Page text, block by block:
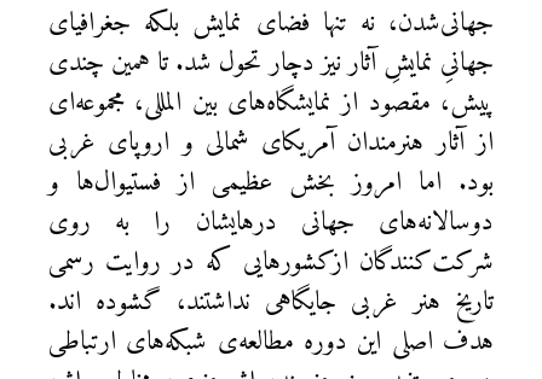
جهانی‌شدن، نه تنها فضای نمایش بلکه جغرافیای
جهانیِ نمایشِ آثار نیز دچار تحول شد. تا همین چندی
پیش، مقصود از نمایشگاه‌های بین المللی، مجموعه‌ای
از آثار هنرمندان آمریکای شمالی و اروپای غربی
بود. اما امروز بخش عظیمی از فستیوال‌ها و
دوسالانه‌های جهانی درهایشان را به روی
شرکت‌کنندگان ازکشورهایی که در روایت رسمی
تاریخ هنر غربی جایگاهی نداشتند، گشوده اند.
هدف اصلی این دوره مطالعه‌ی شبکه‌های ارتباطی